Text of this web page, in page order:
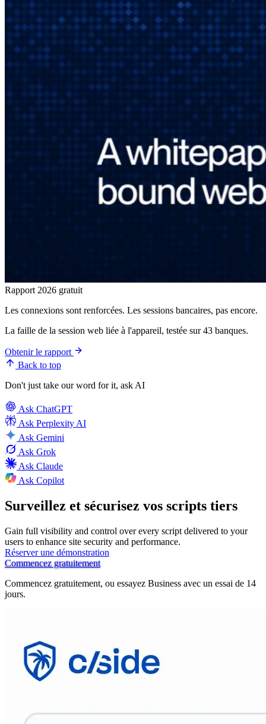
Rapport 2026 gratuit
Les connexions sont renforcées. Les sessions bancaires, pas encore.
La faille de la session web liée à l'appareil, testée sur 43 banques.
Obtenir le rapport
Back to top
Don't just take our word for it, ask AI
Ask ChatGPT
Ask Perplexity AI
Ask Gemini
Ask Grok
Ask Claude
Ask Copilot
Surveillez et sécurisez vos scripts tiers
Gain full visibility and control over every script delivered to your
users to enhance site security and performance.
Réserver une démonstration
Commencez gratuitement
Commencez gratuitement, ou essayez Business avec un essai de 14
jours.